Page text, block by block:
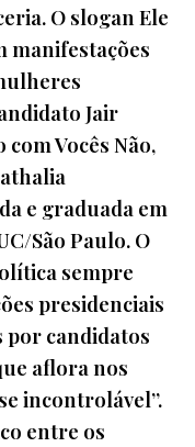
O slogan Ele
manifestações
Jair
Vocês Não,
e graduada em
São Paulo. O
sempre
presidenciais
por candidatos
aflora nos
incontrolável”.
entre os